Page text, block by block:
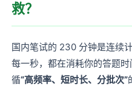
救？
国内笔试的 230 分钟是连续
每一秒，都在消耗你的答题
循“高频率、短时长、分批次”